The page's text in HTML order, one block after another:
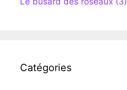
Catégories